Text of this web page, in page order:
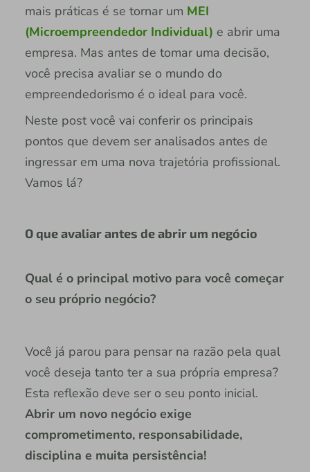
mais práticas é se tornar um MEI
(Microempreendedor Individual) e abrir uma
empresa. Mas antes de tomar uma decisão,
você precisa avaliar se o mundo do
empreendedorismo é o ideal para você.
Neste post você vai conferir os principais
pontos que devem ser analisados antes de
ingressar em uma nova trajetória profissional.
Vamos lá?
O que avaliar antes de abrir um negócio
Qual é o principal motivo para você começar
o seu próprio negócio?
Você já parou para pensar na razão pela qual
você deseja tanto ter a sua própria empresa?
Esta reflexão deve ser o seu ponto inicial.
Abrir um novo negócio exige
comprometimento, responsabilidade,
disciplina e muita persistência!